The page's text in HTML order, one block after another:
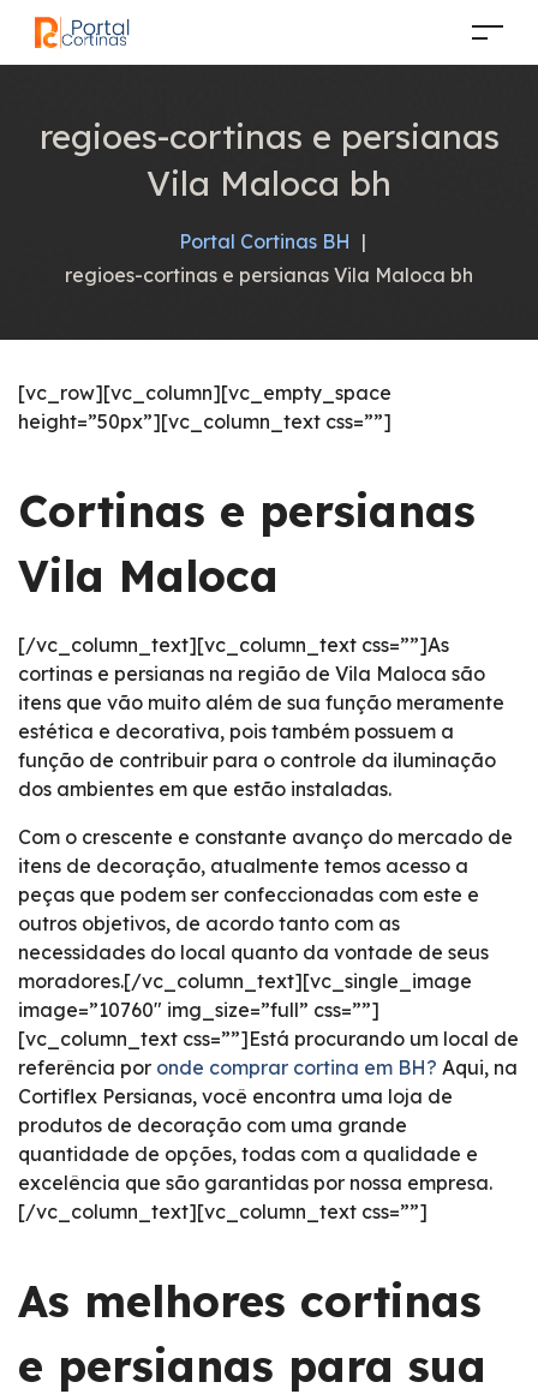
regioes-cortinas e persianas
Vila Maloca bh
Portal Cortinas BH |
regioes-cortinas e persianas Vila Maloca bh
[vc_row][vc_column][vc_empty_space
height=”50px”][vc_column_text css=””]
Cortinas e persianas
Vila Maloca
[/vc_column_text][vc_column_text css=””]As
cortinas e persianas na região de Vila Maloca são
itens que vão muito além de sua função meramente
estética e decorativa, pois também possuem a
função de contribuir para o controle da iluminação
dos ambientes em que estão instaladas.
Com o crescente e constante avanço do mercado de
itens de decoração, atualmente temos acesso a
peças que podem ser confeccionadas com este e
outros objetivos, de acordo tanto com as
necessidades do local quanto da vontade de seus
moradores.[/vc_column_text][vc_single_image
image=”10760″ img_size=”full” css=””]
[vc_column_text css=””]Está procurando um local de
referência por onde comprar cortina em BH? Aqui, na
Cortiflex Persianas, você encontra uma loja de
produtos de decoração com uma grande
quantidade de opções, todas com a qualidade e
excelência que são garantidas por nossa empresa.
[/vc_column_text][vc_column_text css=””]
As melhores cortinas
e persianas para sua